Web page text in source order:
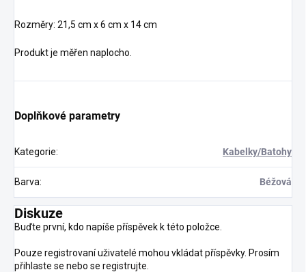
Rozměry: 21,5 cm x 6 cm x 14 cm
Produkt je měřen naplocho.
Doplňkové parametry
Kategorie: Kabelky/Batohy
Barva: Béžová
Diskuze
Buďte první, kdo napíše příspěvek k této položce.
Pouze registrovaní uživatelé mohou vkládat příspěvky. Prosím
přihlaste se nebo se registrujte